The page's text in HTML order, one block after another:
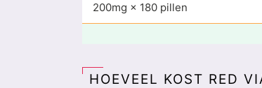
200mg × 180 pillen
HOEVEEL KOST RED